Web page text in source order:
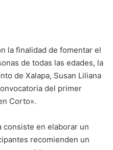
la finalidad de fomentar el
de todas las edades, la
de Xalapa, Susan Liliana
del primer
Corto».
consiste en elaborar un
recomienden un